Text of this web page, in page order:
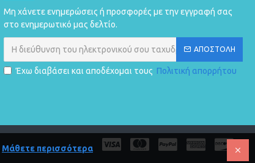
Μη χάνετε ενημερώσεις ή προσφορές με την εγγραφή σας
στο ενημερωτικό μας δελτίο.
ΑΠΟΣΤΟΛΗ
Έχω διαβάσει και αποδέχομαι τους Πολιτική απορρήτου
Μάθετε περισσότερα